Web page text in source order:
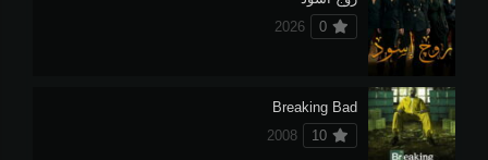
0
2026
Breaking Bad
10
2008